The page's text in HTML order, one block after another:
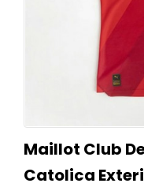
Maillot Club
Catolica